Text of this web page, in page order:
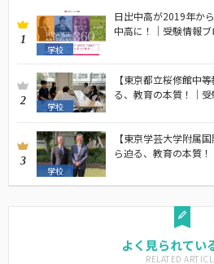
1
学校
日出中高が2019年か
中高に！｜受験情報ブ
2 学校
【東京都立桜修館中
る、教育の本質！｜
3
学校
【東京学芸大学附属
ら迫る、教育の本質
よく見られてい